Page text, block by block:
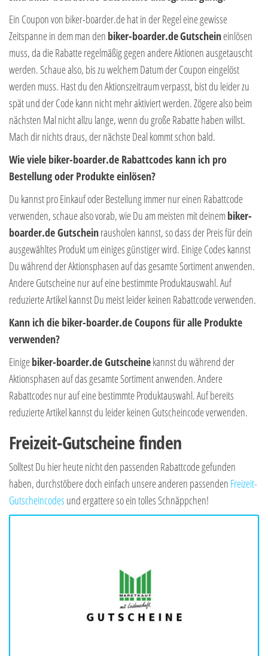
Ein Coupon von biker-boarder.de hat in der Regel eine gewisse
Zeitspanne in dem man den biker-boarder.deGutscheineinlösen
muss, da die Rabatte regelmäßig gegen andere Aktionen ausgetauscht
werden. Schaue also, bis zu welchem Datum der Coupon eingelöst
werden muss. Hast du den Aktionszeitraum verpasst, bist du leider zu
spät und der Code kann nicht mehr aktiviert werden. Zögere also beim
nächsten Mal nicht allzu lange, wenn du große Rabatte haben willst.
Mach dir nichts draus, der nächste Deal kommt schon bald.
Wie viele biker-boarder.de Rabattcodes kann ich pro
Bestellung oder Produkte einlösen?
Du kannst pro Einkauf oder Bestellung immer nur einen Rabattcode
verwenden, schaue also vorab, wie Du am meisten mit deinembiker-
boarder.de Gutscheinrausholen kannst, so dass der Preis für dein
ausgewähltes Produkt um einiges günstiger wird. Einige Codes kannst
Du während der Aktionsphasen auf das gesamte Sortiment anwenden.
Andere Gutscheine nur auf eine bestimmte Produktauswahl. Auf
reduzierte Artikel kannst Du meist leider keinen Rabattcode verwenden.
Kann ich die biker-boarder.de Coupons für alle Produkte
verwenden?
Einigebiker-boarder.de Gutscheinekannst du während der
Aktionsphasen auf das gesamte Sortiment anwenden. Andere
Rabattcodes nur auf eine bestimmte Produktauswahl. Auf bereits
reduzierte Artikel kannst du leider keinen Gutscheincode verwenden.
Freizeit-Gutscheine finden
Solltest Du hier heute nicht den passenden Rabattcode gefunden
haben, durchstöbere doch einfach unsere anderen passenden Freizeit-
Gutscheincodes und ergattere so ein tolles Schnäppchen!